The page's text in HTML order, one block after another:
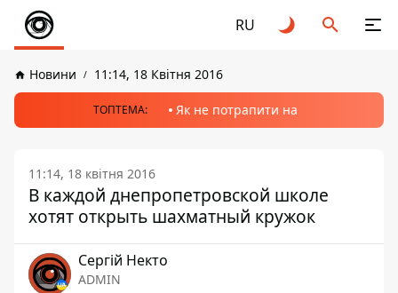
RU
Новини 11:14, 18 Квітня 2016
ТОПТЕМА: Як не потрапити на
11:14, 18 квітня 2016
В каждой днепропетровской школе
хотят открыть шахматный кружок
Сергій Некто
ADMIN